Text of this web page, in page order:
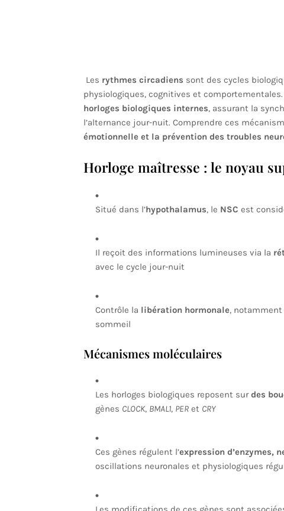
Les rythmes circadiens sont des cycles
physiologiques, cognitives et
horloges biologiques internes, assurant la
l’alternance jour-nuit. Comprendre ces
émotionnelle et la prévention des troubles
Horloge maîtresse : le noyau
Situé dans l’hypothalamus, le NSC est
Il reçoit des informations lumineuses via la
avec le cycle jour-nuit
Contrôle la libération hormonale, notamment
sommeil
Mécanismes moléculaires
Les horloges biologiques reposent surdes
gènes CLOCK, BMAL1, PERet CRY
Ces gènes régulent l’expression d’enzymes,
oscillations neuronales et physiologiques